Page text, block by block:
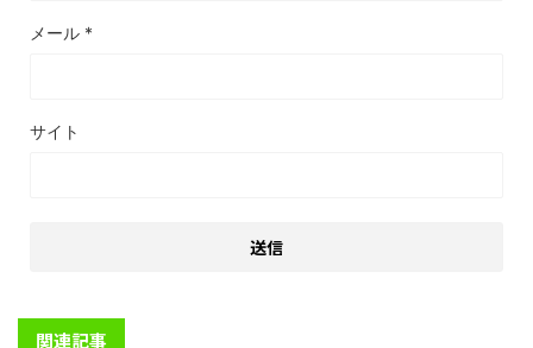
メール *
サイト
関連記事